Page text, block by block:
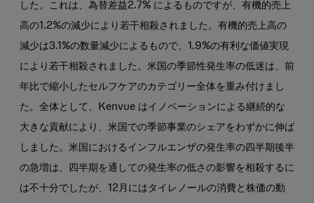
した。これは、為替差益2.7% によるものですが、有機的売上
高の1.2%の減少により若干相殺されました。有機的売上高の
減少は3.1%の数量減少によるもので、1.9%の有利な価値実現
により若干相殺されました。米国の季節性発生率の低迷は、前
年比で縮小したセルフケアのカテゴリー全体を重み付けまし
た。全体として、Kenvue はイノベーションによる継続的な
大きな貢献により、米国での季節事業のシェアをわずかに伸ば
しました。米国におけるインフルエンザの発生率の四半期後半
の急増は、四半期を通しての発生率の低さの影響を相殺するに
は不十分でしたが、12月にはタイレノールの消費と株価の動